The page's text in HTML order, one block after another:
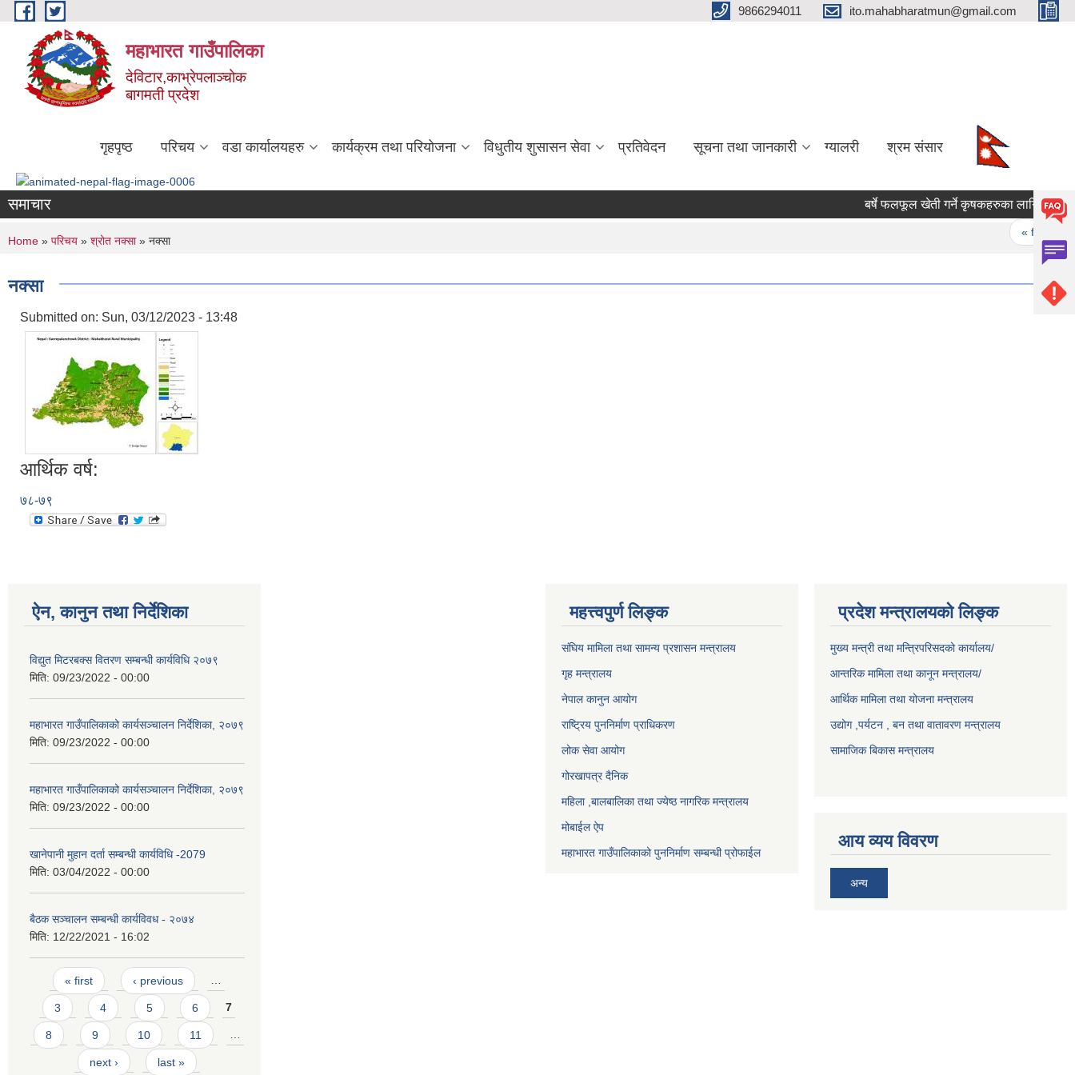
Skip to main content 9866294011 ito.mahabharatmun@gmail.com
महाभारत गाउँपालिका
देविटार,काभ्रेपलाञ्चोक
बागमती प्रदेश
गृहपृष्ठ परिचय वडा कार्यालयहरु कार्यक्रम तथा परियोजना विधुतीय शुसासन सेवा प्रतिवेदन सूचना तथा जानकारी ग्यालरी श्रम संसार
समाचार बर्षे फलफूल खेती गर्ने कृषकहरुका लागि बिरुवा
« first
You are here
Home » परिचय » श्रोत नक्सा» नक्सा
नक्सा
Submitted on: Sun, 03/12/2023 - 13:48
आर्थिक वर्ष:
७८-७९
ऐन, कानुन तथा निर्देशिका
विद्युत मिटरबक्स वितरण सम्बन्धी कार्यविधि २०७९
मिति: 09/23/2022 - 00:00
महाभारत गाउँपालिकाको कार्यसञ्‍चालन निर्देशिका, २०७९
मिति: 09/23/2022 - 00:00
महाभारत गाउँपालिकाको कार्यसञ्‍चालन निर्देशिका, २०७९
मिति: 09/23/2022 - 00:00
खानेपानी मुहान दर्ता सम्बन्धी कार्यविधि -2079
मिति: 03/04/2022 - 00:00
बैठक सञ्चालन सम्बन्धी कार्यविवध - २०७४
मिति: 12/22/2021 - 16:02
Pages
« first ‹ previous …
3 4 5 6 7
8 9 10 11 …
next › last »
महत्त्वपुर्ण लिङ्क
संघिय मामिला तथा सामन्य प्रशासन मन्त्रालय
गृह मन्त्रालय
नेपाल कानुन आयोग
राष्ट्रिय पुननिर्माण प्राधिकरण
लोक सेवा आयोग
गोरखापत्र दैनिक
महिला ,बालबालिका तथा ज्येष्ठ नागरिक मन्त्रालय
मोबाईल ऐप
महाभारत गाउँपालिकाको पुननिर्माण सम्बन्धी प्रोफाईल
प्रदेश मन्त्रालयको लिङ्क
मुख्य मन्त्री तथा मन्त्रिपरिसदको कार्यालय/
आन्तरिक मामिला तथा कानून मन्त्रालय/
आर्थिक मामिला तथा योजना मन्त्रालय
उद्योग ,पर्यटन , बन तथा वातावरण मन्त्रालय
सामाजिक बिकास मन्त्रालय
आय व्यय विवरण
अन्य